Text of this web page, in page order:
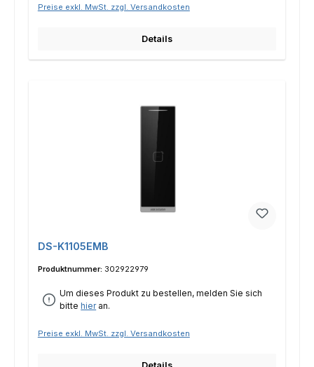
Preise exkl. MwSt. zzgl. Versandkosten
Details
DS-K1105EMB
Produktnummer: 302922979
Um dieses Produkt zu bestellen, melden Sie sich
bittehieran.
Preise exkl. MwSt. zzgl. Versandkosten